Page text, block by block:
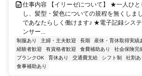
仕事内容 【イリーゼについて】 ★一人ひ
し、髪型・髪色についての規程を無くしま
であなたらしく働けます♪ ★電子記録シス
ンサー...
制服あり 主婦・主夫歓迎 長期 産休・育休取得実績
経験者歓迎
有資格者歓迎 食費補助あり 社会保険完
ブランクOK
育休あり 交通費支給 シフト制 社割あ
食事補助あり